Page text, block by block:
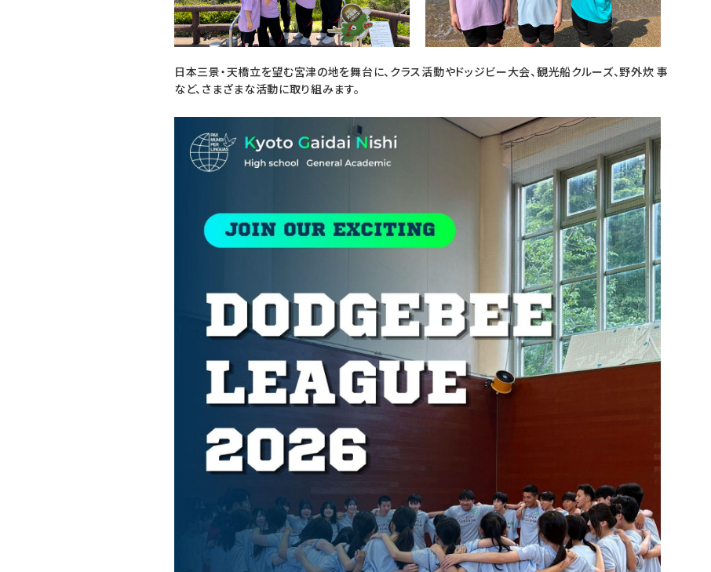
日本三景・天橋立を望む宮津の地を舞台に、クラス活動やドッジビー大会、観光船クルーズ、野外炊 事
など、さまざまな活動に取り組みます。